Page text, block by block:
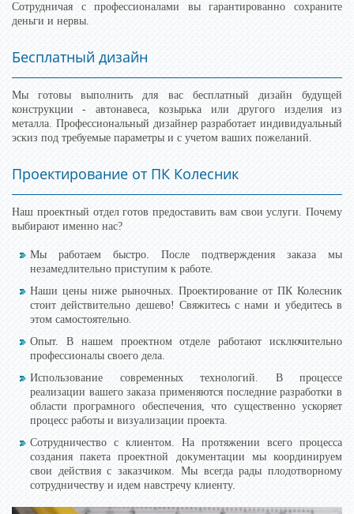
Сотрудничая с профессионалами вы гарантированно сохраните
деньги и нервы.
Бесплатный дизайн
Мы готовы выполнить для вас бесплатный дизайн будущей
конструкции - автонавеса, козырька или другого изделия из
металла. Профессиональный дизайнер разработает индивидуальный
эскиз под требуемые параметры и с учетом ваших пожеланий.
Проектирование от ПК Колесник
Наш проектный отдел готов предоставить вам свои услуги. Почему
выбирают именно нас?
Мы работаем быстро. После подтверждения заказа мы
незамедлительно приступим к работе.
Наши цены ниже рыночных. Проектирование от ПК Колесник
стоит действительно дешево! Свяжитесь с нами и убедитесь в
этом самостоятельно.
Опыт. В нашем проектном отделе работают исключительно
профессионалы своего дела.
Использование современных технологий. В процессе
реализации вашего заказа применяются последние разработки в
области програмного обеспечения, что существенно ускоряет
процесс работы и визуализации проекта.
Сотрудничество с клиентом. На протяжении всего процесса
создания пакета проектной документации мы координируем
свои действия с заказчиком. Мы всегда рады плодотворному
сотрудничеству и идем навстречу клиенту.